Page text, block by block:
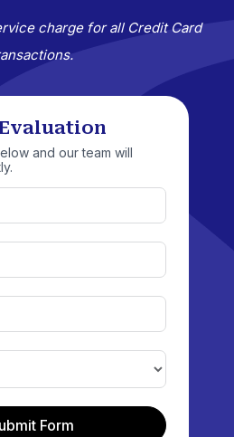
charge for all Credit Card
and our team will
Form